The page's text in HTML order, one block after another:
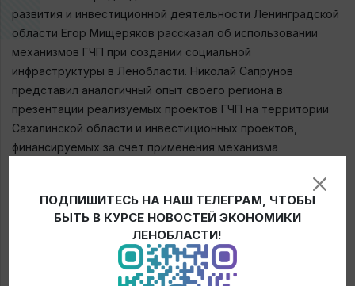
развития и инвестиционной деятельности Ленинградской
области Егор Мищеряков рассказал об использовании
механизмов ГЧП при создании социальной
инфраструктуры в Ленобласти. Николай Сапрунов
представил аналогичный опыт своего региона в
презентации реализуемых проектов ГЧП на территории
Сахалинской области и инвестиционных проектов,
финансируемых за счет применения механизма
Мы рады знакомству с коллегами. Уверены, что несмотря
на расстояние, у наших регионов и институтов поддержки
есть много перспективных направлений для
перспективного сотрудничества.
ПОДПИШИТЕСЬ НА НАШ ТЕЛЕГРАМ, ЧТОБЫ
БЫТЬ В КУРСЕ НОВОСТЕЙ ЭКОНОМИКИ
ЛЕНОБЛАСТИ!